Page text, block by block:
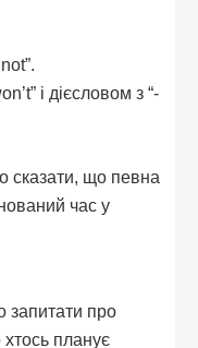
і дієсловом з “-
сказати, що певна
час у
запитати про
хтось планує